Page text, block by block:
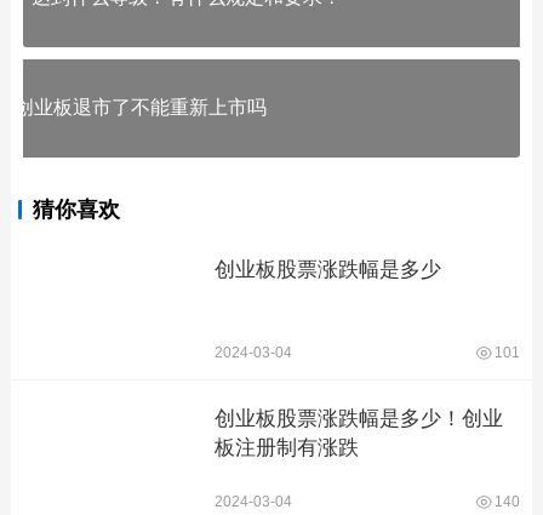
创业板退市了不能重新上市吗
猜你喜欢
创业板股票涨跌幅是多少
2024-03-04 101
创业板股票涨跌幅是多少！创业
板注册制有涨跌
2024-03-04 140